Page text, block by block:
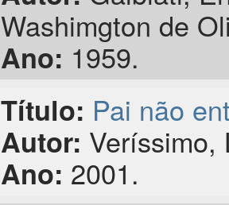
Washimgton de
Ano: 1959.
Título: Pai não
Autor: Veríssimo,
Ano: 2001.